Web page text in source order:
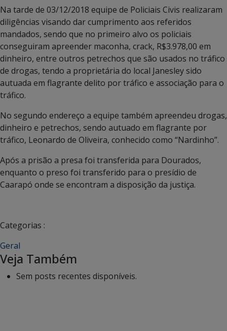
Na tarde de 03/12/2018 equipe de Policiais Civis realizaram
diligências visando dar cumprimento aos referidos
mandados, sendo que no primeiro alvo os policiais
conseguiram apreender maconha, crack, R$3.978,00 em
dinheiro, entre outros petrechos que são usados no tráfico
de drogas, tendo a proprietária do local Janesley sido
autuada em flagrante delito por tráfico e associação para o
tráfico.
No segundo endereço a equipe também apreendeu drogas,
dinheiro e petrechos, sendo autuado em flagrante por
tráfico, Leonardo de Oliveira, conhecido como “Nardinho”.
Após a prisão a presa foi transferida para Dourados,
enquanto o preso foi transferido para o presídio de
Caarapó onde se encontram a disposição da justiça.
Categorias :
Geral
Veja Também
Sem posts recentes disponíveis.